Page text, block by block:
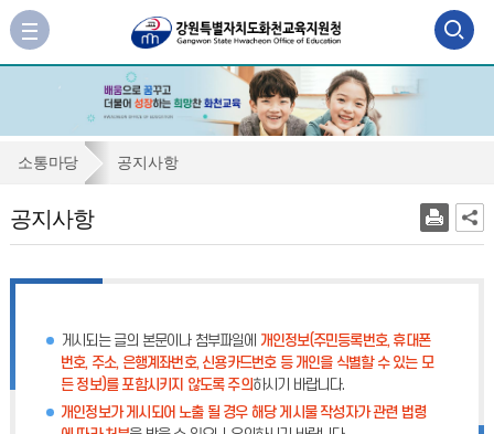
검
색
역
기
사
이
가
공
사
소통마당 공지사항
공지사항
게시되는 글의 본문이나 첨부파일에 개인정보(주민등록번호, 휴대폰
번호, 주소, 은행계좌번호, 신용카드번호 등 개인을 식별할 수 있는 모
든 정보)를 포함시키지 않도록 주의하시기 바랍니다.
개인정보가 게시되어 노출 될 경우 해당 게시물 작성자가 관련 법령